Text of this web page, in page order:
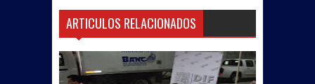
ARTICULOS RELACIONADOS